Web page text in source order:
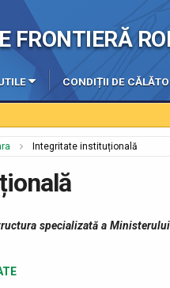
FRONTIERĂ
CONDIȚII DE
Integritate instituțională
specializată a